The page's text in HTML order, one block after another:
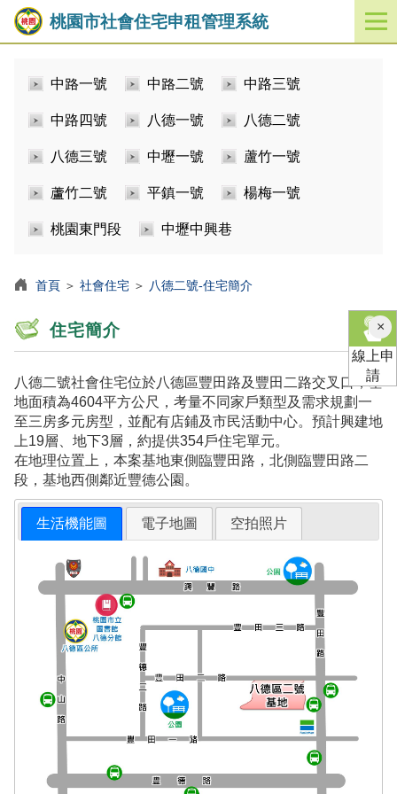
桃園市社會住宅申租管理系統
開
啟
中路一號 中路二號 中路三號
中路四號 八德一號 八德二號
八德三號 中壢一號 蘆竹一號
蘆竹二號 平鎮一號 楊梅一號
桃園東門段 中壢中興巷
首頁 ＞ 社會住宅 ＞ 八德二號-住宅簡介
住宅簡介
八德二號社會住宅位於八德區豐田路及豐田二路交叉口，基
地面積為4604平方公尺，考量不同家戶類型及需求規劃一
至三房多元房型，並配有店鋪及市民活動中心。預計興建地
上19層、地下3層，約提供354戶住宅單元。
在地理位置上，本案基地東側臨豐田路，北側臨豐田路二
段，基地西側鄰近豐德公園。
生活機能圖 電子地圖 空拍照片
×關
閉
線上申
請